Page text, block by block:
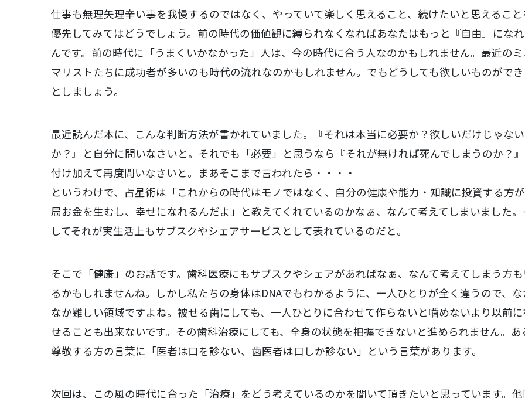
仕事も無理矢理辛い事を我慢するのではなく、やっていて楽しく思えること、続けたいと思えること
優先してみてはどうでしょう。前の時代の価値観に縛られなくなればあなたはもっと『自由』にな
んです。前の時代に「うまくいかなかった」人は、今の時代に合う人なのかもしれません。最近のミ
マリストたちに成功者が多いのも時代の流れなのかもしれません。でもどうしても欲しいものがで
としましょう。
最近読んだ本に、こんな判断方法が書かれていました。『それは本当に必要か？欲しいだけじゃな
か？』と自分に問いなさいと。それでも「必要」と思うなら『それが無ければ死んでしまうのか？
付け加えて再度問いなさいと。まあそこまで言われたら・・・・
というわけで、占星術は「これからの時代はモノではなく、自分の健康や能力・知識に投資する方
局お金を生むし、幸せになれるんだよ」と教えてくれているのかなぁ、なんて考えてしまいました。
してそれが実生活上もサブスクやシェアサービスとして表れているのだと。
そこで「健康」のお話です。歯科医療にもサブスクやシェアがあればなぁ、なんて考えてしまう方
るかもしれませんね。しかし私たちの身体はDNAでもわかるように、一人ひとりが全く違うので、な
なか難しい領域ですよね。被せる歯にしても、一人ひとりに合わせて作らないと噛めないより以前
せることも出来ないです。その歯科治療にしても、全身の状態を把握できないと進められません。あ
尊敬する方の言葉に「医者は口を診ない、歯医者は口しか診ない」という言葉があります。
次回は、この風の時代に合った「治療」をどう考えているのかを聞いて頂きたいと思っています。